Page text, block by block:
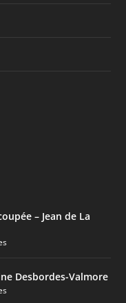
– Jean de La
Desbordes-Valmore